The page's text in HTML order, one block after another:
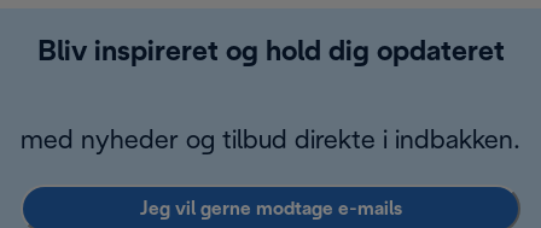
Bliv inspireret og hold dig opdateret
med nyheder og tilbud direkte i indbakken.
Jeg vil gerne modtage e-mails